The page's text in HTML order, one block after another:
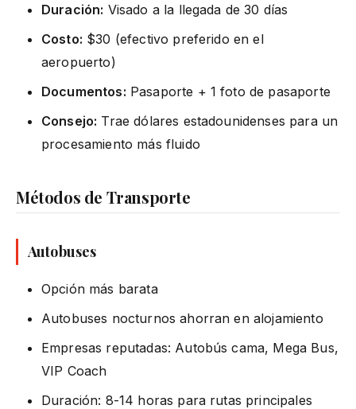
Duración: Visado a la llegada de 30 días
Costo: $30 (efectivo preferido en el
aeropuerto)
Documentos: Pasaporte + 1 foto de pasaporte
Consejo: Trae dólares estadounidenses para un
procesamiento más fluido
Métodos de Transporte
Autobuses
Opción más barata
Autobuses nocturnos ahorran en alojamiento
Empresas reputadas: Autobús cama, Mega Bus,
VIP Coach
Duración: 8-14 horas para rutas principales